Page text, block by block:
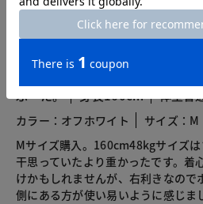
2026.05.10
ぷ〜た。 身長160cm 体型普
カラー：オフホワイト
サイズ：M
Mサイズ購入。160cm48kgサイズ
干思っていたより重かったです。着
けかもしれませんが、右利きなので
側にある方が使い易いように感じま